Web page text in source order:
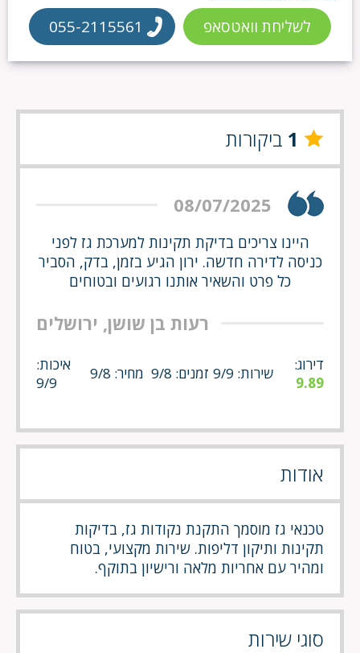
לשליחת וואטסאפ 055-2115561
1 ביקורות
08/07/2025
היינו צריכים בדיקת תקינות למערכת גז לפני
כניסה לדירה חדשה. ירון הגיע בזמן, בדק, הסביר
כל פרט והשאיר אותנו רגועים ובטוחים
רעות בן שושן, ירושלים
דירוג:
9.89
שירות: 9/9 זמנים: 9/8 מחיר: 9/8
איכות:
9/9
אודות
טכנאי גז מוסמך התקנת נקודות גז, בדיקות
תקינות ותיקון דליפות. שירות מקצועי, בטוח
ומהיר עם אחריות מלאה ורישיון בתוקף.
סוגי שירות